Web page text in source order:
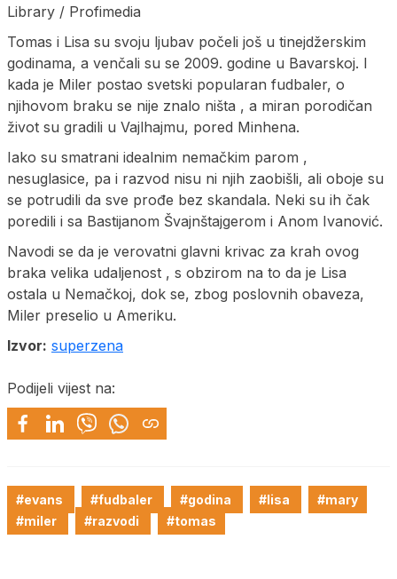
Library / Profimedia
Tomas i Lisa su svoju ljubav počeli još u tinejdžerskim
godinama, a venčali su se 2009. godine u Bavarskoj. I
kada je Miler postao svetski popularan fudbaler, o
njihovom braku se nije znalo ništa , a miran porodičan
život su gradili u Vajlhajmu, pored Minhena.
Iako su smatrani idealnim nemačkim parom ,
nesuglasice, pa i razvod nisu ni njih zaobišli, ali oboje su
se potrudili da sve prođe bez skandala. Neki su ih čak
poredili i sa Bastijanom Švajnštajgerom i Anom Ivanović.
Navodi se da je verovatni glavni krivac za krah ovog
braka velika udaljenost , s obzirom na to da je Lisa
ostala u Nemačkoj, dok se, zbog poslovnih obaveza,
Miler preselio u Ameriku.
Izvor: superzena
Podijeli vijest na:
#evans #fudbaler #godina #lisa
#mary
#miler
#razvodi #tomas